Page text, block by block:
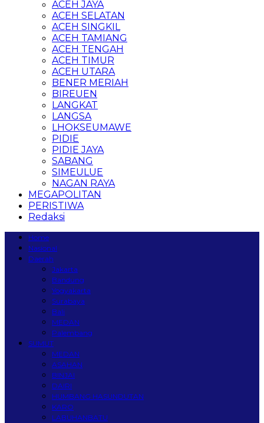
ACEH JAYA
ACEH SELATAN
ACEH SINGKIL
ACEH TAMIANG
ACEH TENGAH
ACEH TIMUR
ACEH UTARA
BENER MERIAH
BIREUEN
LANGKAT
LANGSA
LHOKSEUMAWE
PIDIE
PIDIE JAYA
SABANG
SIMEULUE
NAGAN RAYA
MEGAPOLITAN
PERISTIWA
Redaksi
Home
Nasional
Daerah
Jakarta
Bandung
Yogyakarta
Surabaya
Bali
MEDAN
Palembang
SUMUT
MEDAN
ASAHAN
BINJAI
DAIRI
HUMBANG HASUNDUTAN
KARO
LABUHANBATU